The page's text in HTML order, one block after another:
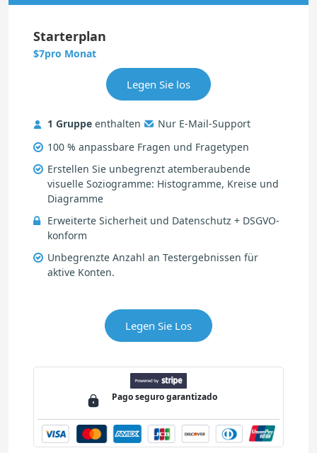
Starterplan
$7pro Monat
1 Gruppe enthalten
Nur E-Mail-Support
100 % anpassbare Fragen und Fragetypen
Erstellen Sie unbegrenzt atemberaubende
visuelle Soziogramme: Histogramme, Kreise und
Diagramme
Erweiterte Sicherheit und Datenschutz + DSGVO-
konform
Unbegrenzte Anzahl an Testergebnissen für
aktive Konten.
Legen Sie Los
Pagosegurogarantizado